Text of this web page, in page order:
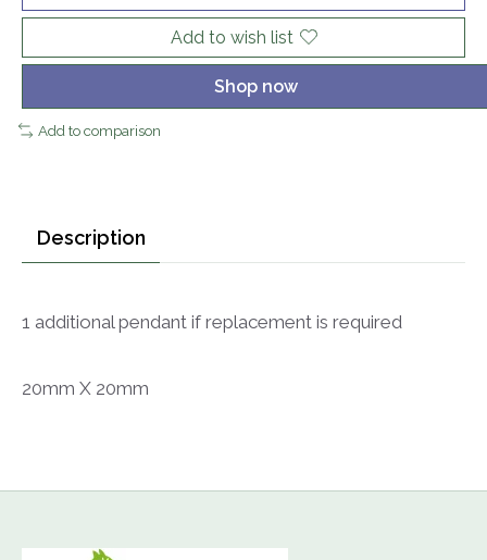
Add to wish list
Shop now
Add to comparison
Description
1 additional pendant if replacement is required
20mm X 20mm